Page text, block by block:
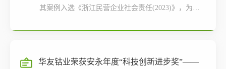
其案例入选《浙江民营企业社会责任(2023)》，为嘉
华友钴业荣获安永年度“科技创新进步奖”——